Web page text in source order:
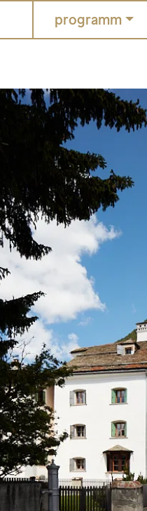
programm